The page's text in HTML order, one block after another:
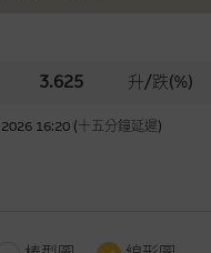
3.625 升/跌(%)
16:20 (十五分鐘延遲)